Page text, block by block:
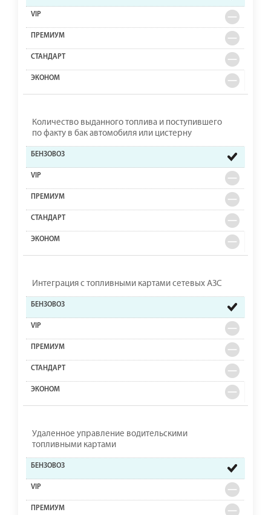
Количество выданного топлива и поступившего
по факту в бак автомобиля или цистерну
Интеграция с топливными картами сетевых АЗС
Удаленное управление водительскими
топливными картами